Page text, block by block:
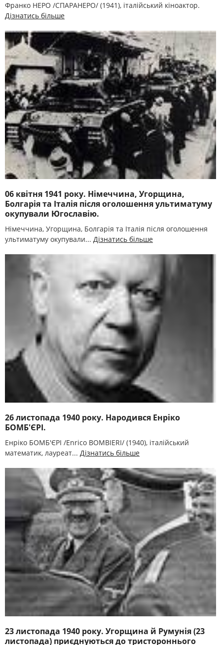
Франко НЕРО /СПАРАНЕРО/ (1941), італійський кіноактор.
Дізнатись більше
06 квітня 1941 року. Німеччина, Угорщина,
Болгарія та Італія після оголошення ультиматуму
окупували Югославію.
Німеччина, Угорщина, Болгарія та Італія після оголошення
ультиматуму окупували... Дізнатись більше
26 листопада 1940 року. Народився Енріко
БОМБ'ЄРІ.
Енріко БОМБ'ЄРІ /Enrico BOMBIERI/ (1940), італійський
математик, лауреат... Дізнатись більше
23 листопада 1940 року. Угорщина й Румунія (23
листопада) приєднуються до тристороннього